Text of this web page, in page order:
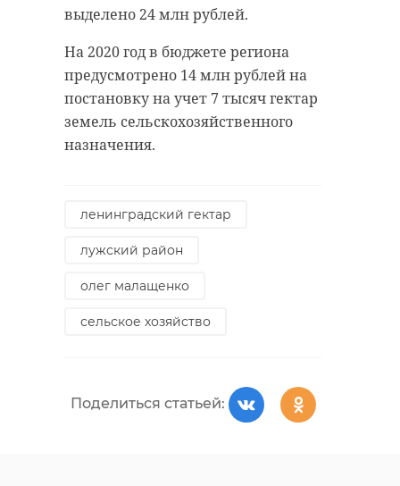
выделено 24 млн рублей.
На 2020 год в бюджете региона
предусмотрено 14 млн рублей на
постановку на учет 7 тысяч гектар
земель сельскохозяйственного
назначения.
ленинградский гектар
лужский район
олег малащенко
сельское хозяйство
Поделиться статьей: